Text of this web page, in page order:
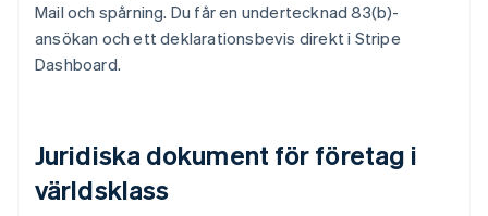
Mail och spårning. Du får en undertecknad 83(b)-
ansökan och ett deklarationsbevis direkt i Stripe
Dashboard.
Juridiska dokument för företag i
världsklass